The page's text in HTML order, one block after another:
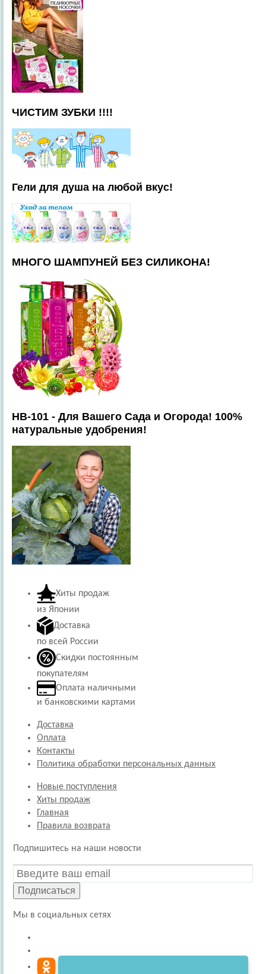
ЧИСТИМ ЗУБКИ !!!!
Гели для душа на любой вкус!
МНОГО ШАМПУНЕЙ БЕЗ СИЛИКОНА!
HB-101 - Для Вашего Сада и Огорода! 100%
натуральные удобрения!
Хиты продаж
из Японии
Доставка
по всей России
Скидки постоянным
покупателям
Оплата наличными
и банковскими картами
Доставка
Оплата
Контакты
Политика обработки персональных данных
Новые поступления
Хиты продаж
Главная
Правила возврата
Подпишитесь на наши новости
Подписаться
Мы в социальных сетях